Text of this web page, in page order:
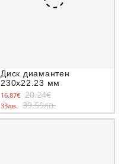
Диск диамантен
230х22.23 мм
16.87€ 20.24€
33лв. 39.59лв.